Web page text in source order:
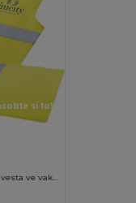
si to!
Watch-out bezpečnostní vesta ve vaku pro profesionální použití